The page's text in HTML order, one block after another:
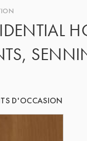
D'OCCASION